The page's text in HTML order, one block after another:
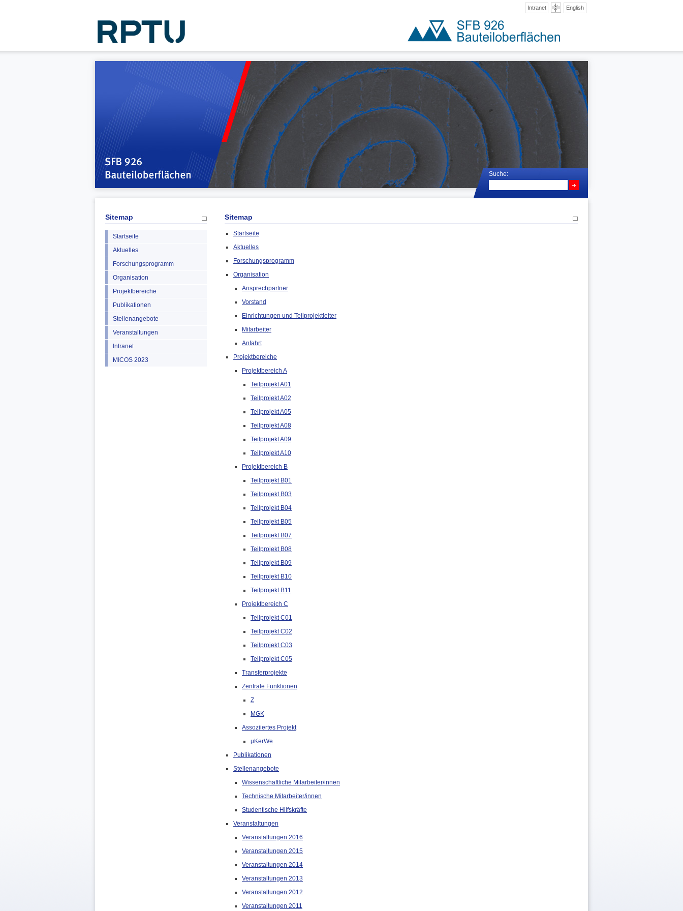
English
Intranet
Suche:
Sitemap
Startseite
Aktuelles
Forschungsprogramm
Organisation
Projektbereiche
Publikationen
Stellenangebote
Veranstaltungen
Intranet
MICOS 2023
Sitemap
Startseite
Aktuelles
Forschungsprogramm
Organisation
Ansprechpartner
Vorstand
Einrichtungen und Teilprojektleiter
Mitarbeiter
Anfahrt
Projektbereiche
Projektbereich A
Teilprojekt A01
Teilprojekt A02
Teilprojekt A05
Teilprojekt A08
Teilprojekt A09
Teilprojekt A10
Projektbereich B
Teilprojekt B01
Teilprojekt B03
Teilprojekt B04
Teilprojekt B05
Teilprojekt B07
Teilprojekt B08
Teilprojekt B09
Teilprojekt B10
Teilprojekt B11
Projektbereich C
Teilprojekt C01
Teilprojekt C02
Teilprojekt C03
Teilprojekt C05
Transferprojekte
Zentrale Funktionen
Z
MGK
Assoziiertes Projekt
µKerWe
Publikationen
Stellenangebote
Wissenschaftliche Mitarbeiter/innen
Technische Mitarbeiter/innen
Studentische Hilfskräfte
Veranstaltungen
Veranstaltungen 2016
Veranstaltungen 2015
Veranstaltungen 2014
Veranstaltungen 2013
Veranstaltungen 2012
Veranstaltungen 2011